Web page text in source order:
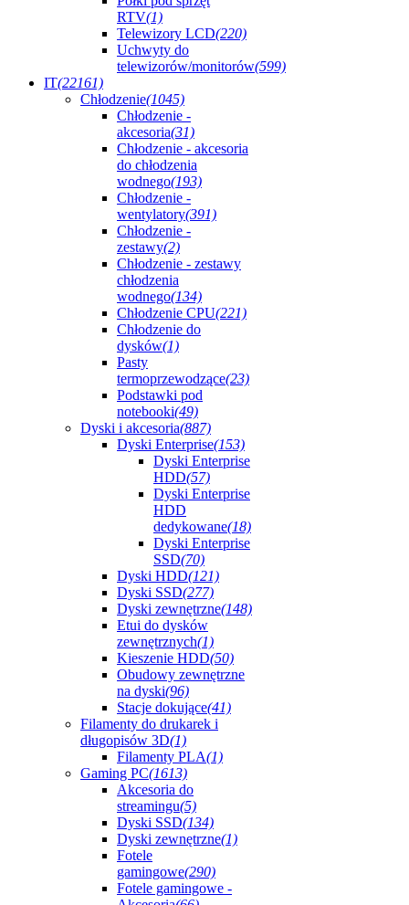
RTV(1)
Telewizory LCD(220)
Uchwyty do
telewizorów/monitorów(599)
IT(22161)
Chłodzenie(1045)
Chłodzenie -
akcesoria(31)
Chłodzenie - akcesoria
do chłodzenia
wodnego(193)
Chłodzenie -
wentylatory(391)
Chłodzenie -
zestawy(2)
Chłodzenie - zestawy
chłodzenia
wodnego(134)
Chłodzenie CPU(221)
Chłodzenie do
dysków(1)
Pasty
termoprzewodzące(23)
Podstawki pod
notebooki(49)
Dyski i akcesoria(887)
Dyski Enterprise(153)
Dyski Enterprise
HDD(57)
Dyski Enterprise
HDD
dedykowane(18)
Dyski Enterprise
SSD(70)
Dyski HDD(121)
Dyski SSD(277)
Dyski zewnętrzne(148)
Etui do dysków
zewnętrznych(1)
Kieszenie HDD(50)
Obudowy zewnętrzne
na dyski(96)
Stacje dokujące(41)
Filamenty do drukarek i
długopisów 3D(1)
Filamenty PLA(1)
Gaming PC(1613)
Akcesoria do
streamingu(5)
Dyski SSD(134)
Dyski zewnętrzne(1)
Fotele
gamingowe(290)
Fotele gamingowe -